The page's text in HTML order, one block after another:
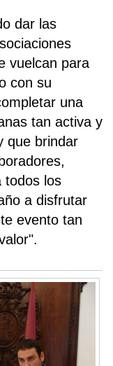
dar las
vuelcan para
con su
una
tan activa y
que brindar
todos los
a disfrutar
evento tan